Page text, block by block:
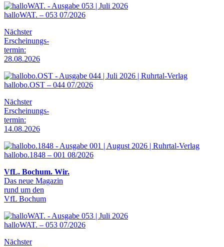
halloWAT. – 053 07/2026
Nächster
Erscheinungs-
termin:
28.08.2026
hallobo.OST – 044 07/2026
Nächster
Erscheinungs-
termin:
14.08.2026
hallobo.1848 – 001 08/2026
VfL. Bochum. Wir.
Das neue Magazin
rund um den
VfL Bochum
halloWAT. – 053 07/2026
Nächster